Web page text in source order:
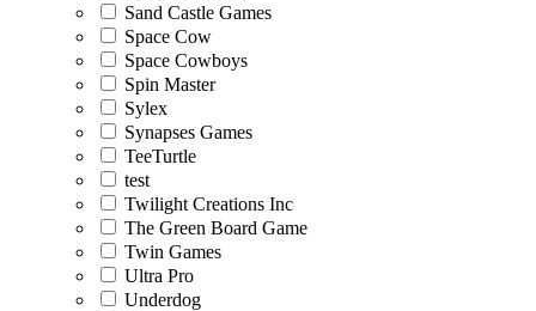
Sand Castle Games
Space Cow
Space Cowboys
Spin Master
Sylex
Synapses Games
TeeTurtle
test
Twilight Creations Inc
The Green Board Game
Twin Games
Ultra Pro
Underdog